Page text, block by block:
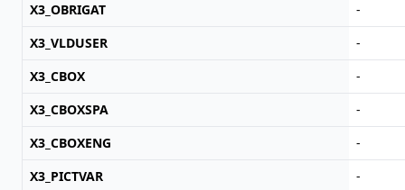
X3_OBRIGAT
-
X3_VLDUSER
-
X3_CBOX
-
X3_CBOXSPA
-
X3_CBOXENG
-
X3_PICTVAR
-